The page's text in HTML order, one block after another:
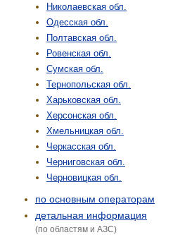
Николаевская обл.
Одесская обл.
Полтавская обл.
Ровенская обл.
Сумская обл.
Тернопольская обл.
Харьковская обл.
Херсонская обл.
Хмельницкая обл.
Черкасская обл.
Черниговская обл.
Черновицкая обл.
по основным операторам
детальная информация
(по областям и АЗС)